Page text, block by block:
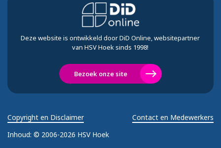
Deze website is ontwikkeld door DiD Online, websitepartner
van HSV Hoek sinds 1998!
Bezoek onze site
Inhoud: © 2006-2026 HSV Hoek
Copyright en Disclaimer Contact en Medewerkers